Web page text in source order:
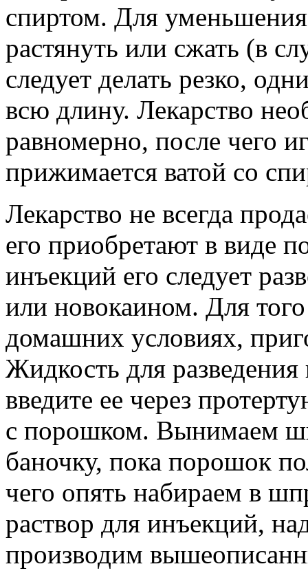
спиртом. Для
растянуть или сжать (в
следует делать резко,
всю длину. Лекарство
равномерно, после чего
прижимается ватой со
Лекарство не всегда
его приобретают в виде
инъекций его следует
или новокаином. Для
домашних условиях,
Жидкость для
введите ее через
с порошком. Вынимаем
баночку, пока порошок
чего опять набираем в
раствор для инъекций,
производим